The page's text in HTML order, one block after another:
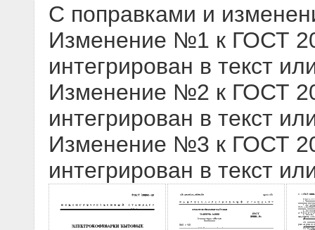
С поправками и
Изменение №1 к ГОСТ
интегрирован в текст
Изменение №2 к ГОСТ
интегрирован в текст
Изменение №3 к ГОСТ
интегрирован в текст